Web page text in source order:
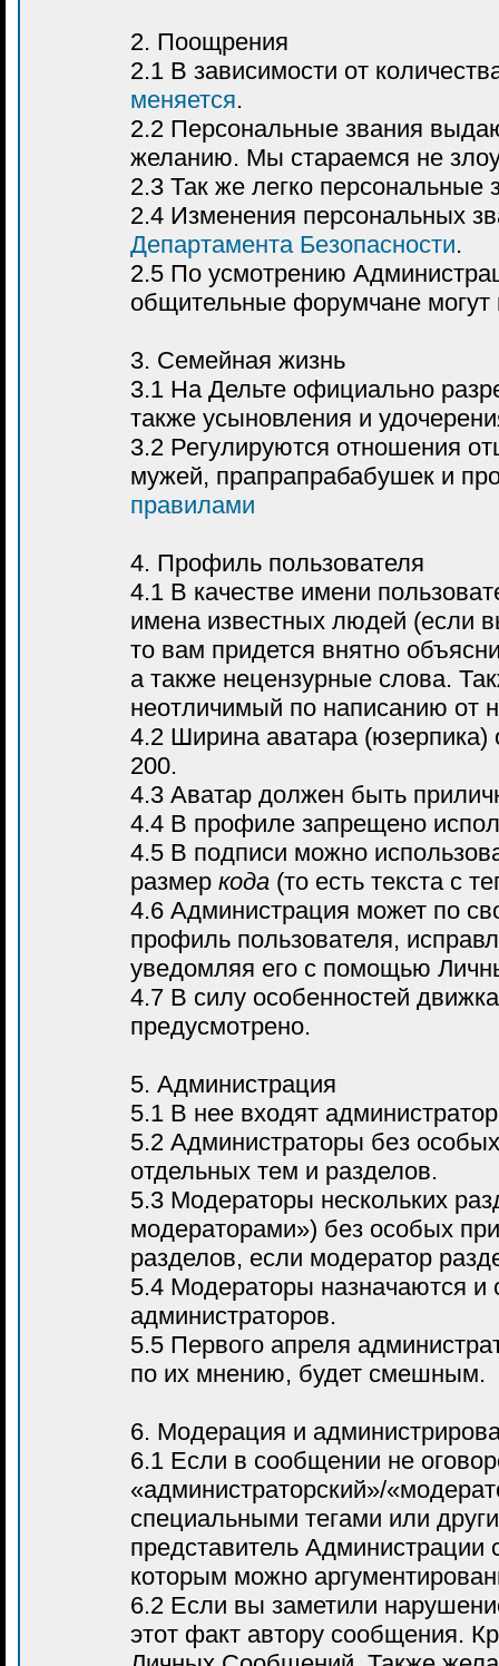
2. Поощрения
2.1 В зависимости от
меняется.
2.2 Персональные звания
желанию. Мы стараемся не
2.3 Так же легко
2.4 Изменения персональных
Департамента Безопасности.
2.5 По усмотрению
общительные форумчане
3. Семейная жизнь
3.1 На Дельте официально
также усыновления и
3.2 Регулируются отношения
мужей, прапрапрабабушек и
правилами
4. Профиль пользователя
4.1 В качестве имени
имена известных людей (если
то вам придется внятно
а также нецензурные слова.
неотличимый по написанию от
4.2 Ширина аватара
200.
4.3 Аватар должен быть
4.4 В профиле запрещено
4.5 В подписи можно
размер кода (то есть текста с
4.6 Администрация может по
профиль пользователя,
уведомляя его с помощью
4.7 В силу особенностей
предусмотрено.
5. Администрация
5.1 В нее входят
5.2 Администраторы без
отдельных тем и разделов.
5.3 Модераторы нескольких
модераторами») без особых
разделов, если модератор
5.4 Модераторы назначаются
администраторов.
5.5 Первого апреля
по их мнению, будет смешным.
6. Модерация и
6.1 Если в сообщении не
«администраторский»/
специальными тегами или
представитель Администрации
которым можно
6.2 Если вы заметили
этот факт автору сообщения.